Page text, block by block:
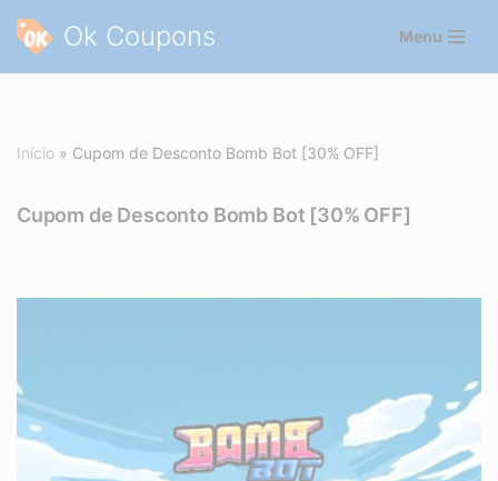
Pular
Ok Coupons Menu
Início » Cupom de Desconto Bomb Bot [30% OFF]
Cupom de Desconto Bomb Bot [30% OFF]